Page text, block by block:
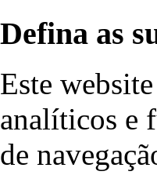
Defina as
Este
analíticos e
de